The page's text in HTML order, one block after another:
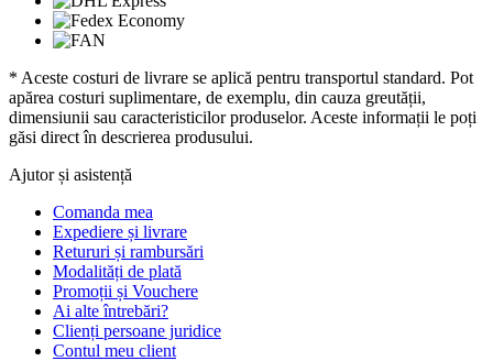
* Aceste costuri de livrare se aplică pentru transportul standard. Pot
apărea costuri suplimentare, de exemplu, din cauza greutății,
dimensiunii sau caracteristicilor produselor. Aceste informații le poți
găsi direct în descrierea produsului.
Ajutor și asistență
Comanda mea
Expediere și livrare
Retururi și rambursări
Modalități de plată
Promoții și Vouchere
Ai alte întrebări?
Clienți persoane juridice
Contul meu client